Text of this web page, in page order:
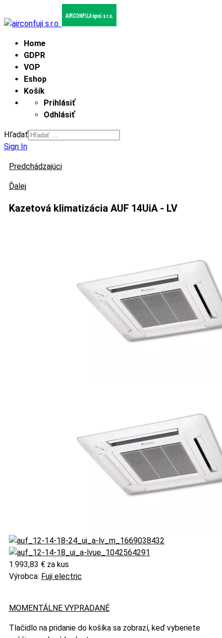
Home
GDPR
VOP
Eshop
Košík
Prihlásiť
Odhlásiť
Hľadať
Sign In
Predchádzajúci
Ďalej
Kazetová klimatizácia AUF 14UiA - LV
1.993,83 € za kus
Výrobca: Fuji electric
MOMENTÁLNE VYPRADANÉ
Tlačidlo na pridanie do košíka sa zobrazí, keď vyberiete